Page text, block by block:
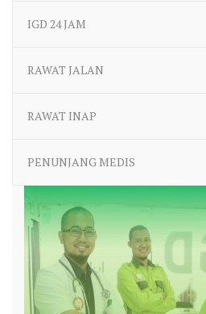
IGD 24 JAM
RAWAT JALAN
RAWAT INAP
PENUNJANG MEDIS